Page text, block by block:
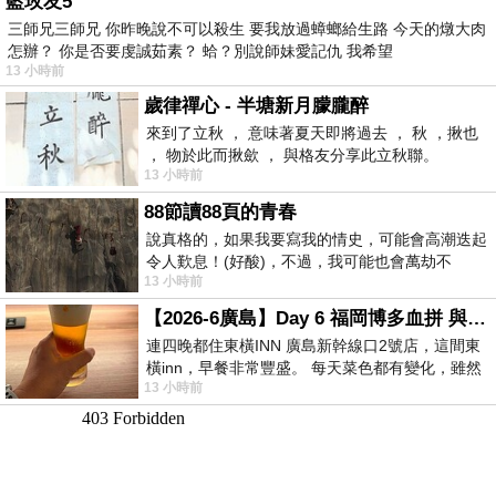
三師兄三師兄 你昨晚說不可以殺生 要我放過蟑螂給生路 今天的燉大肉
怎辦？ 你是否要虔誠茹素？ 蛤？別說師妹愛記仇 我希望
13 小時前
歲律禪心 - 半塘新月朦朧醉
來到了立秋 ， 意味著夏天即將過去 ， 秋 ，揪也
， 物於此而揪歛 ， 與格友分享此立秋聯。
13 小時前
88節讀88頁的青春
說真格的，如果我要寫我的情史，可能會高潮迭起
令人歎息！(好酸)，不過，我可能也會萬劫不
復...，每天跪鍵盤還是被判了花心的罪
13 小時前
【2026-6廣島】Day 6 福岡博多血拼 與機場接送少年司機深夜對談
連四晚都住東橫INN 廣島新幹線口2號店，這間東
橫inn，早餐非常豐盛。 每天菜色都有變化，雖然
看到工作人員拿出料理包加熱，但
13 小時前